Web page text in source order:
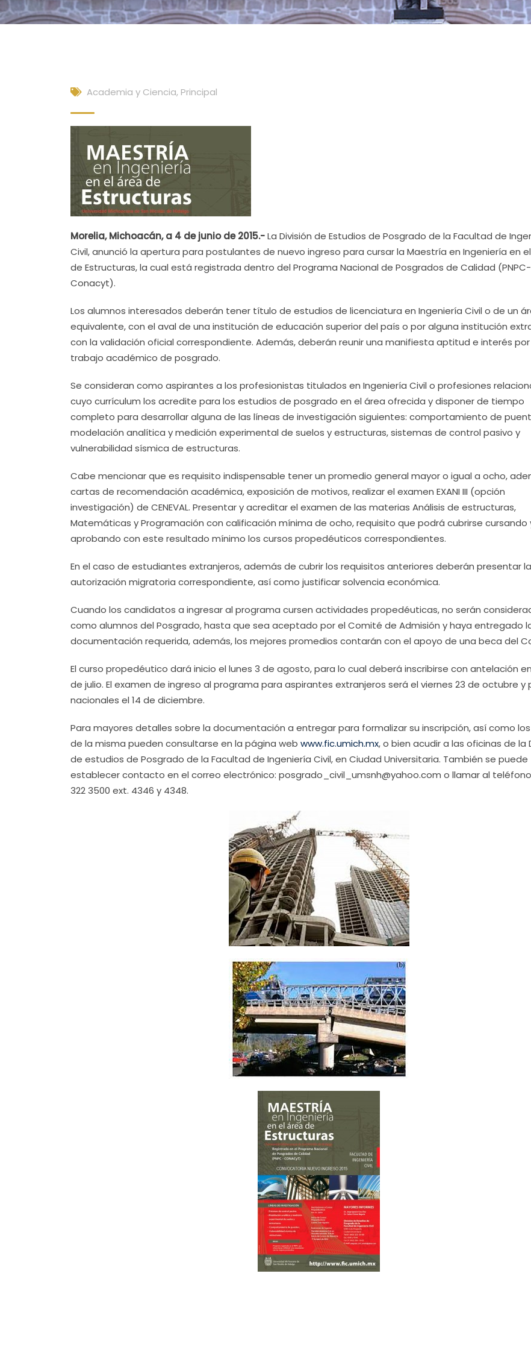
Academia y Ciencia, Principal
Morelia, Michoacán, a 4 de junio de 2015.-La División de Estudios de Posgrado de la Facultad de
Civil, anunció la apertura para postulantes de nuevo ingreso para cursar la Maestría en Ingeniería en
de Estructuras, la cual está registrada dentro del Programa Nacional de Posgrados de Calidad (PNPC-
Conacyt).
Los alumnos interesados deberán tener título de estudios de licenciatura en Ingeniería Civil o de un
equivalente, con el aval de una institución de educación superior del país o por alguna institución
con la validación oficial correspondiente. Además, deberán reunir una manifiesta aptitud e interés por
trabajo académico de posgrado.
Se consideran como aspirantes a los profesionistas titulados en Ingeniería Civil o profesiones
cuyo currículum los acredite para los estudios de posgrado en el área ofrecida y disponer de tiempo
completo para desarrollar alguna de las líneas de investigación siguientes: comportamiento de
modelación analítica y medición experimental de suelos y estructuras, sistemas de control pasivo y
vulnerabilidad sísmica de estructuras.
Cabe mencionar que es requisito indispensable tener un promedio general mayor o igual a ocho,
cartas de recomendación académica, exposición de motivos, realizar el examen EXANI III (opción
investigación) de CENEVAL. Presentar y acreditar el examen de las materias Análisis de estructuras,
Matemáticas y Programación con calificación mínima de ocho, requisito que podrá cubrirse cursando
aprobando con este resultado mínimo los cursos propedéuticos correspondientes.
En el caso de estudiantes extranjeros, además de cubrir los requisitos anteriores deberán presentar la
autorización migratoria correspondiente, así como justificar solvencia económica.
Cuando los candidatos a ingresar al programa cursen actividades propedéuticas, no serán
como alumnos del Posgrado, hasta que sea aceptado por el Comité de Admisión y haya entregado
documentación requerida, además, los mejores promedios contarán con el apoyo de una beca del
El curso propedéutico dará inicio el lunes 3 de agosto, para lo cual deberá inscribirse con antelación
de julio. El examen de ingreso al programa para aspirantes extranjeros será el viernes 23 de octubre y
nacionales el 14 de diciembre.
Para mayores detalles sobre la documentación a entregar para formalizar su inscripción, así como
de la misma pueden consultarse en la página web www.fic.umich.mx, o bien acudir a las oficinas de la
de estudios de Posgrado de la Facultad de Ingeniería Civil, en Ciudad Universitaria. También se puede
establecer contacto en el correo electrónico: posgrado_civil_umsnh@yahoo.com o llamar al
322 3500 ext. 4346 y 4348.